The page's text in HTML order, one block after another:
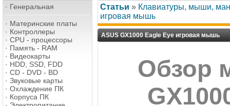
· Генеральная
· Материнские платы
· Контроллеры
· CPU - процессоры
· Память - RAM
· Видеокарты
· HDD, SSD, FDD
· CD - DVD - BD
· Звуковые карты
· Охлаждение ПК
· Корпуса ПК
Статьи » Клавиатуры, мыши,
игровая мышь
ASUS GX1000 Eagle Eye игровая мышь
Обзор